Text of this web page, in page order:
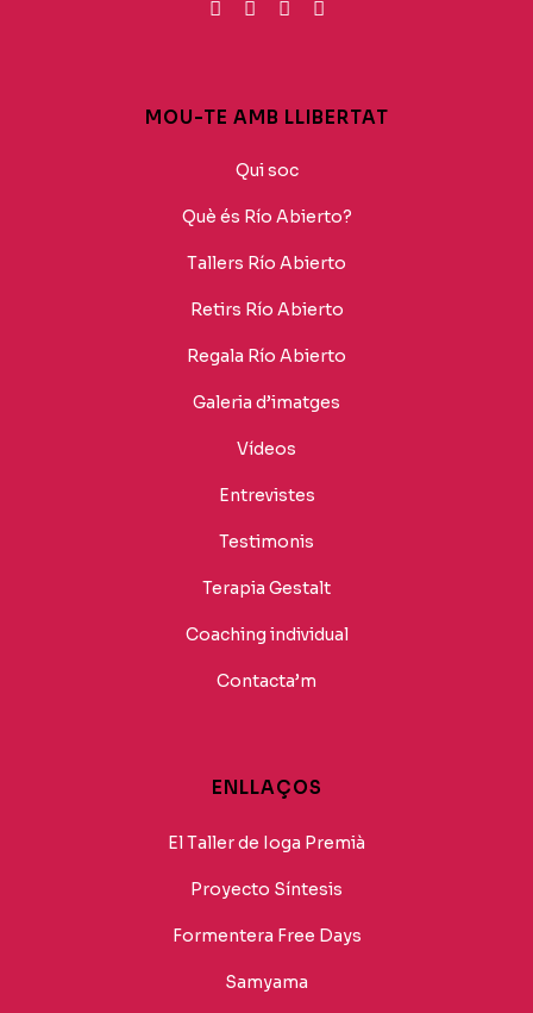
MOU-TE AMB LLIBERTAT
Qui soc
Què és Río Abierto?
Tallers Río Abierto
Retirs Río Abierto
Regala Río Abierto
Galeria d’imatges
Vídeos
Entrevistes
Testimonis
Terapia Gestalt
Coaching individual
Contacta’m
ENLLAÇOS
El Taller de Ioga Premià
Proyecto Síntesis
Formentera Free Days
Samyama